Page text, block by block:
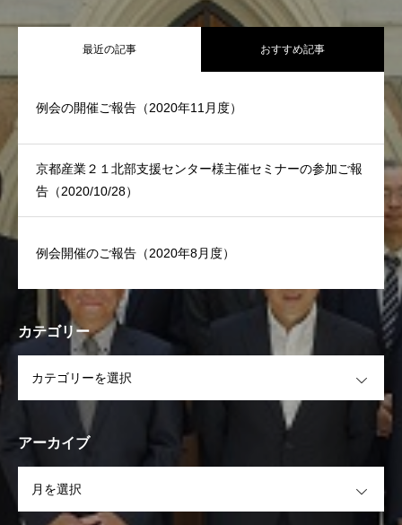
最近の記事 おすすめ記事
例会の開催ご報告（2020年11月度）
京都産業２１北部支援センター様主催セミナーの参加ご報
告（2020/10/28）
例会開催のご報告（2020年8月度）
カテゴリー
アーカイブ